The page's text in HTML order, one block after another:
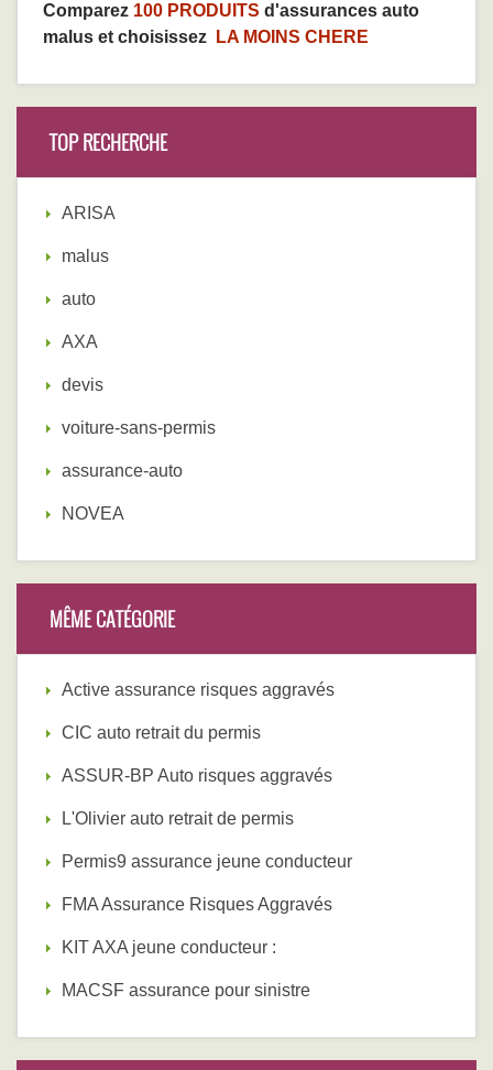
Comparez 100 PRODUITS d'assurances auto
malus et choisissez
LA MOINS CHERE
TOP RECHERCHE
ARISA
malus
auto
AXA
devis
voiture-sans-permis
assurance-auto
NOVEA
MÊME CATÉGORIE
Active assurance risques aggravés
CIC auto retrait du permis
ASSUR-BP Auto risques aggravés
L'Olivier auto retrait de permis
Permis9 assurance jeune conducteur
FMA Assurance Risques Aggravés
KIT AXA jeune conducteur :
MACSF assurance pour sinistre